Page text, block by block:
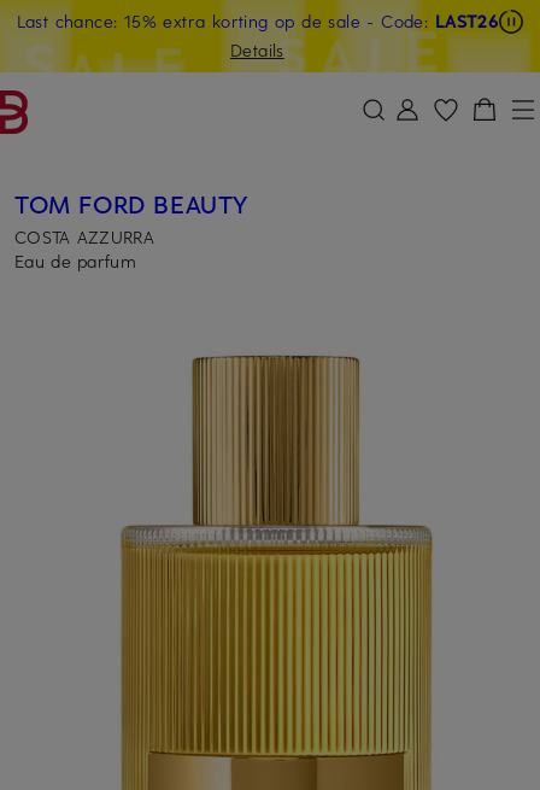
GA NAAR ZOEKEN
Last chance: 15% extra korting op de sale - Code: LAST26
Details
TOM FORD BEAUTY
COSTA AZZURRA
Eau de parfum